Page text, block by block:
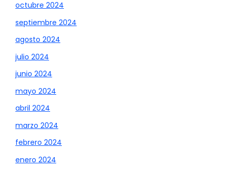
octubre 2024
septiembre 2024
agosto 2024
julio 2024
junio 2024
mayo 2024
abril 2024
marzo 2024
febrero 2024
enero 2024